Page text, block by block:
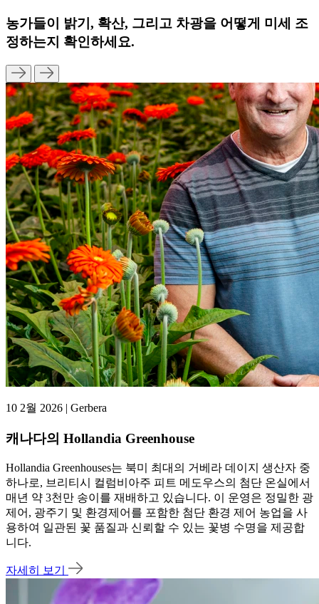
농가들이 밝기, 확산, 그리고 차광을 어떻게 미세 조
정하는지 확인하세요.
10 2월 2026 | Gerbera
캐나다의 Hollandia Greenhouse
Hollandia Greenhouses는 북미 최대의 거베라 데이지 생산자 중
하나로, 브리티시 컬럼비아주 피트 메도우스의 첨단 온실에서
매년 약 3천만 송이를 재배하고 있습니다. 이 운영은 정밀한 광
제어, 광주기 및 환경제어를 포함한 첨단 환경 제어 농업을 사
용하여 일관된 꽃 품질과 신뢰할 수 있는 꽃병 수명을 제공합
니다.
자세히 보기